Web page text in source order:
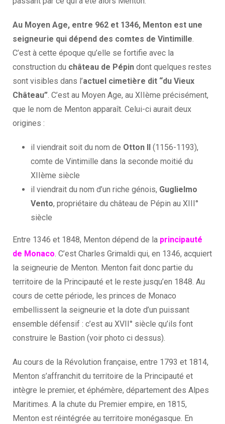
Au Moyen Age, entre 962 et 1346, Menton est une
seigneurie qui dépend des comtes de Vintimille.
C’est à cette époque qu’elle se fortifie avec la
construction du château de Pépin dont quelques restes
sont visibles dans l’actuel cimetière dit “du Vieux
Château”. C’est au Moyen Age, au XIIème précisément,
que le nom de Menton apparaît. Celui-ci aurait deux
origines :
il viendrait soit du nom de Otton II (1156-1193),
comte de Vintimille dans la seconde moitié du
XIIème siècle
il viendrait du nom d’un riche génois, Guglielmo
Vento, propriétaire du château de Pépin au XIII°
siècle
Entre 1346 et 1848, Menton dépend de la principauté
de Monaco. C’est Charles Grimaldi qui, en 1346, acquiert
la seigneurie de Menton. Menton fait donc partie du
territoire de la Principauté et le reste jusqu’en 1848. Au
cours de cette période, les princes de Monaco
embellissent la seigneurie et la dote d’un puissant
ensemble défensif : c’est au XVII° siècle qu’ils font
construire le Bastion (voir photo ci dessus).
Au cours de la Révolution française, entre 1793 et 1814,
Menton s’affranchit du territoire de la Principauté et
intègre le premier, et éphémère, département des Alpes
Maritimes. A la chute du Premier empire, en 1815,
Menton est réintégrée au territoire monégasque. En